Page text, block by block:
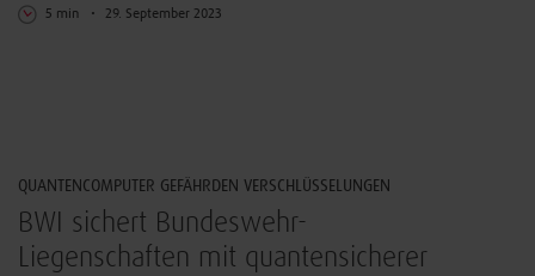
5 min 29. September 2023
QUANTENCOMPUTER GEFÄHRDEN VERSCHLÜSSELUNGEN
BWI sichert Bundeswehr-
Liegenschaften mit quantensicherer